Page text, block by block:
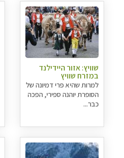
שוויץ: אזור היידילנד
במזרח שוויץ
למרות שהיא פרי דמיונה של
הסופרת יוהנה ספירי, הפכה
כבר...
קרוזים והפלגות נופש